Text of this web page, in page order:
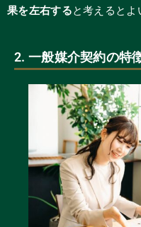
果を左右すると考えるとよ
2. 一般媒介契約の特